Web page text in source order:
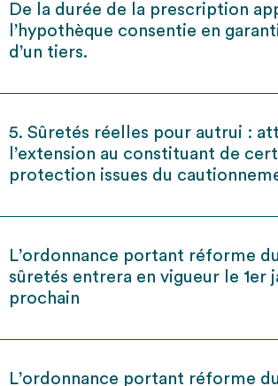
De la durée de la prescription
l’hypothèque consentie en
d’un tiers.
5. Sûretés réelles pour autrui :
l’extension au constituant de
protection issues du
L’ordonnance portant réforme
sûretés entrera en vigueur le 1er
prochain
L’ordonnance portant réforme